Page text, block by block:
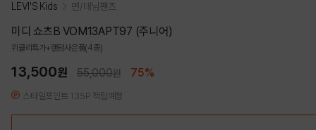
LEVI'S Kids 면/데님팬츠
미디 쇼츠B VOM13APT97 (주니어)
위클리특가+랜덤사은품(4종)
13,500원 55,000원 75%
스타일포인트 135P 적립예정